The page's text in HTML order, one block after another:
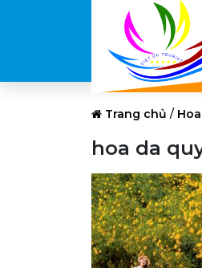
Trang chủ /
hoa da